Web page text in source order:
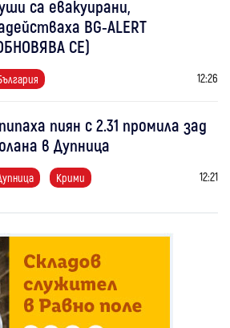
са евакуирани,
BG-ALERT
СЕ)
12:26
пиян с 2.31 промила зад
в Дупница
Крими 12:21